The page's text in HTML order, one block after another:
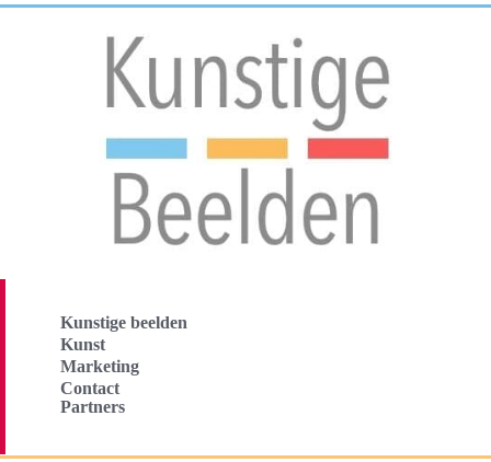
Kunstige beelden
Kunst
Marketing
Contact
Partners